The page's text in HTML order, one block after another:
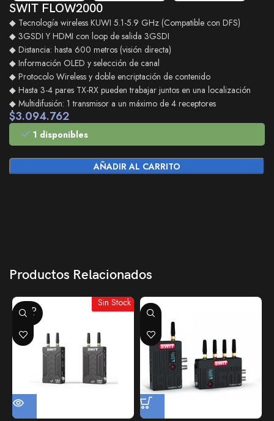
SWIT FLOW2000
◆ Tecnología wireless KUWI 5.1-5.9 GHz (Compatible con DFS)
◆ 3GSDI Y HDMI con loop de salida 3GSDI
◆ Distancia: hasta 600 metros (visión directa)
◆ Información OLED y selección de canal
◆ Protocolo Wireless y doble encriptación de contenido
◆ Hasta 3-4 pares TX-RX pueden trabajar juntos en una localización
◆ Multidifusión: 1 transmisor a un máximo de 4 receptores
$3.094.762
1 disponibles
AÑADIR AL CARRITO
Productos Relacionados
SOLD
OUT
Sin Stock